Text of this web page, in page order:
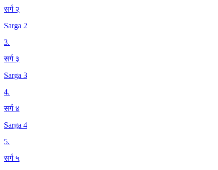
सर्ग २
Sarga 2
3.
सर्ग ३
Sarga 3
4.
सर्ग ४
Sarga 4
5.
सर्ग ५